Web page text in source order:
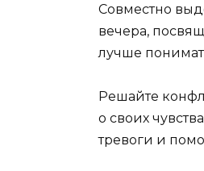
Совместно
вечера,
лучше
Решайте
о своих
тревоги и